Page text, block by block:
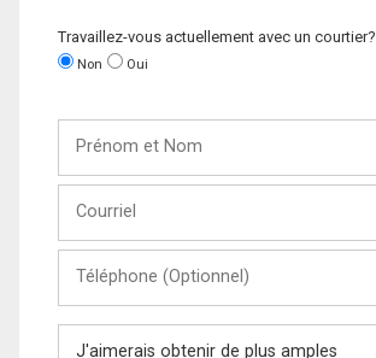
Travaillez-vous actuellement avec un courtier?
Non Oui
Nom
(Optionnel)
Message